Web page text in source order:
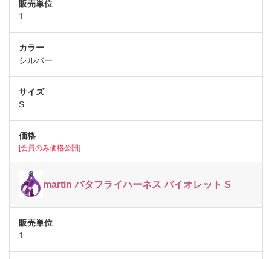
1
シルバー
S
[会員のみ価格公開]
martin バタフライハーネス バイオレット S
1